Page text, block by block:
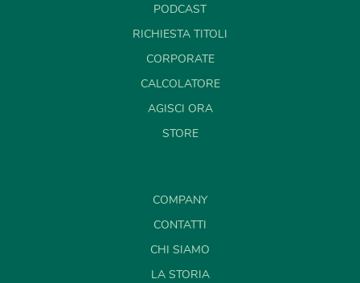
PODCAST
RICHIESTA TITOLI
CORPORATE
CALCOLATORE
AGISCI ORA
STORE
COMPANY
CONTATTI
CHI SIAMO
LA STORIA